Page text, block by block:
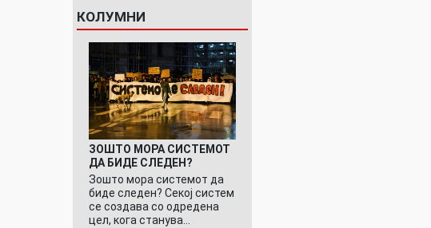
КОЛУМНИ
ЗОШТО МОРА СИСТЕМОТ
ДА БИДЕ СЛЕДЕН?
Зошто мора системот да
биде следен? Секој систем
се создава со одредена
цел, кога станува…